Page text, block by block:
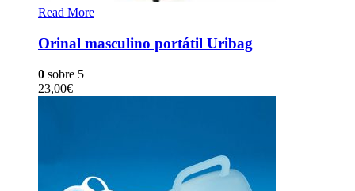
Read More
Orinal masculino portátil Uribag
0 sobre 5
23,00€